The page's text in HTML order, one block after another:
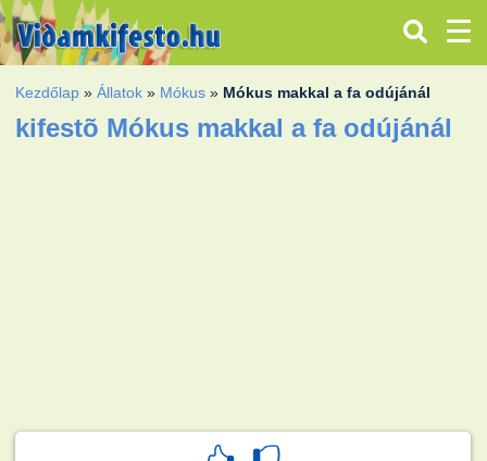
Kezdőlap »Állatok » Mókus » Mókus makkal a fa odújánál
kifestõ Mókus makkal a fa odújánál